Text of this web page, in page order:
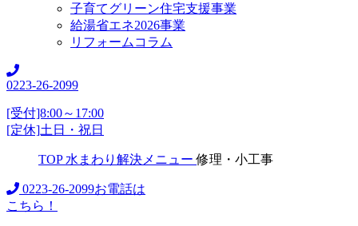
子育てグリーン住宅支援事業
給湯省エネ2026事業
リフォームコラム
0223-26-2099
[受付]8:00～17:00
[定休]土日・祝日
TOP 水まわり解決メニュー 修理・小工事
0223-26-2099お電話は
こちら！